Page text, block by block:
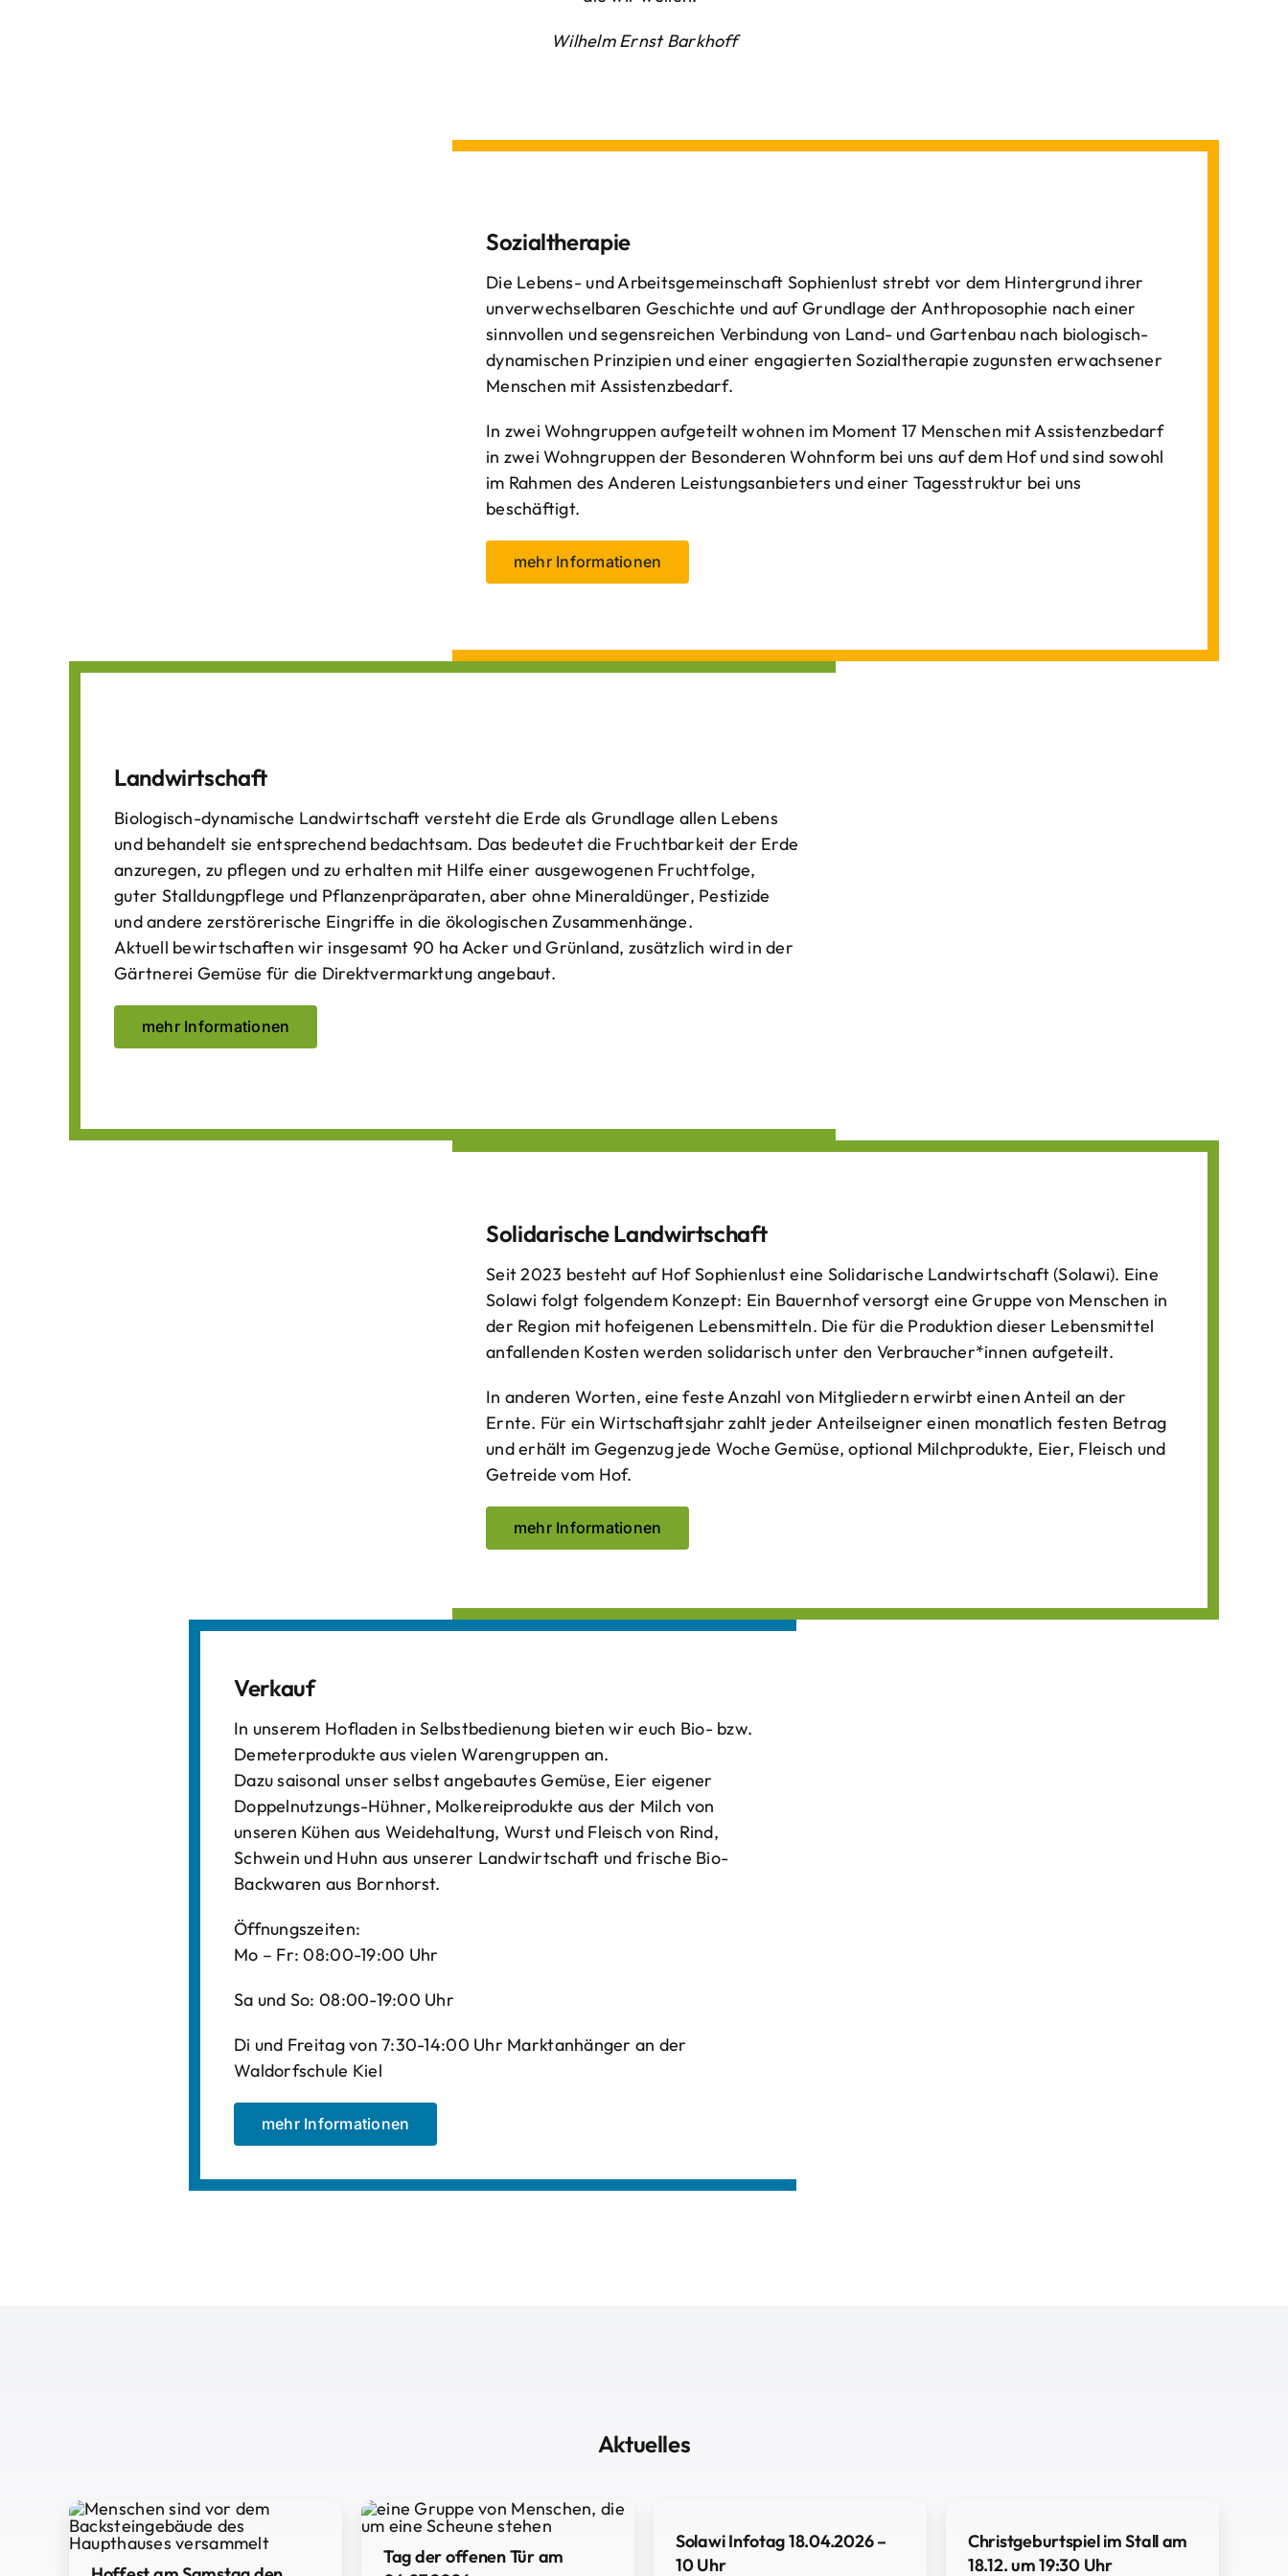
Wilhelm Ernst Barkhoff
Sozialtherapie
Die Lebens- und Arbeitsgemeinschaft Sophienlust strebt vor dem Hintergrund ihrer
unverwechselbaren Geschichte und auf Grundlage der Anthroposophie nach einer
sinnvollen und segensreichen Verbindung von Land- und Gartenbau nach biologisch-
dynamischen Prinzipien und einer engagierten Sozialtherapie zugunsten erwachsener
Menschen mit Assistenzbedarf.
In zwei Wohngruppen aufgeteilt wohnen im Moment 17 Menschen mit Assistenzbedarf
in zwei Wohngruppen der Besonderen Wohnform bei uns auf dem Hof und sind sowohl
im Rahmen des Anderen Leistungsanbieters und einer Tagesstruktur bei uns
beschäftigt.
mehr Informationen
Landwirtschaft
Biologisch-dynamische Landwirtschaft versteht die Erde als Grundlage allen Lebens
und behandelt sie entsprechend bedachtsam. Das bedeutet die Fruchtbarkeit der Erde
anzuregen, zu pflegen und zu erhalten mit Hilfe einer ausgewogenen Fruchtfolge,
guter Stalldungpflege und Pflanzenpräparaten, aber ohne Mineraldünger, Pestizide
und andere zerstörerische Eingriffe in die ökologischen Zusammenhänge.
Aktuell bewirtschaften wir insgesamt 90 ha Acker und Grünland, zusätzlich wird in der
Gärtnerei Gemüse für die Direktvermarktung angebaut.
mehr Informationen
Solidarische Landwirtschaft
Seit 2023 besteht auf Hof Sophienlust eine Solidarische Landwirtschaft (Solawi). Eine
Solawi folgt folgendem Konzept: Ein Bauern­hof versorgt eine Gruppe von Menschen in
der Region mit hof­eigenen Lebens­mitteln. Die für die Produktion dieser Lebens­mittel
anfallenden Kosten werden solidarisch unter den Verbraucher*­innen aufgeteilt.
In anderen Worten, eine feste Anzahl von Mitgliedern erwirbt einen Anteil an der
Ernte. Für ein Wirtschaftsjahr zahlt jeder Anteilseigner einen monatlich festen Betrag
und erhält im Gegenzug jede Woche Gemüse, optional Milchprodukte, Eier, Fleisch und
Getreide vom Hof.
mehr Informationen
Verkauf
In unserem Hofladen in Selbstbedienung bieten wir euch Bio- bzw.
Demeterprodukte aus vielen Warengruppen an.
Dazu saisonal unser selbst angebautes Gemüse, Eier eigener
Doppelnutzungs-Hühner, Molkereiprodukte aus der Milch von
unseren Kühen aus Weidehaltung, Wurst und Fleisch von Rind,
Schwein und Huhn aus unserer Landwirtschaft und frische Bio-
Backwaren aus Bornhorst.
Öffnungszeiten:
Mo – Fr: 08:00-19:00 Uhr
Sa und So: 08:00-19:00 Uhr
Di und Freitag von 7:30-14:00 Uhr Marktanhänger an der
Waldorfschule Kiel
mehr Informationen
Aktuelles
Tag der offenen Tür am
Solawi Infotag 18.04.2026 –
10 Uhr
Christgeburtspiel im Stall am
18.12. um 19:30 Uhr